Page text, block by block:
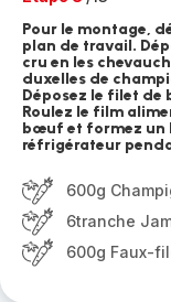
Pour le montage,
plan de travail.
cru en les
duxelles de
Déposez le filet
Roulez le film
bœuf et formez un
réfrigérateur
600g
6tranche
600g Faux-